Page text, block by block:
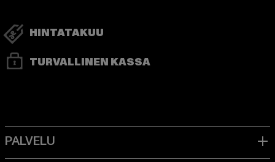
HINTATAKUU
TURVALLINEN KASSA